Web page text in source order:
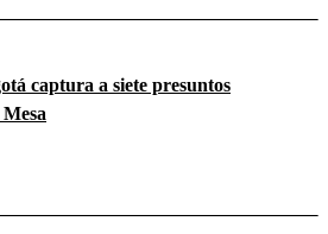
captura a siete presuntos